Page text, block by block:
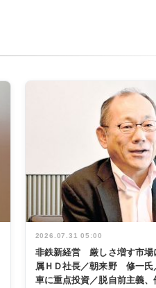
2026.07.31 05:00
非鉄新経営 厳しさ増す市場
属ＨＤ社長／朝来野 修一氏
車に重点投資／脱自前主義